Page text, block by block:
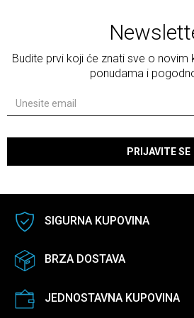
Budite prvi koji će znati sve o
ponudama i
PRIJAVITE SE
SIGURNA KUPOVINA
BRZA DOSTAVA
JEDNOSTAVNA KUPOVINA